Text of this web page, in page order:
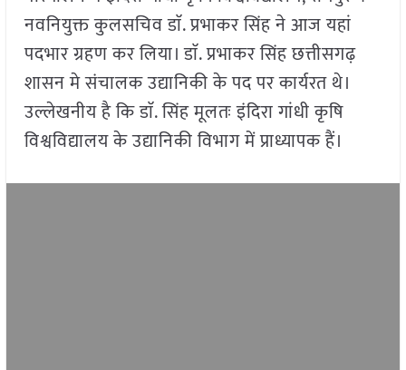
नवनियुक्त कुलसचिव डाॅ. प्रभाकर सिंह ने आज यहां
पदभार ग्रहण कर लिया। डाॅ. प्रभाकर सिंह छत्तीसगढ़
शासन मे संचालक उद्यानिकी के पद पर कार्यरत थे।
उल्लेखनीय है कि डाॅ. सिंह मूलतः इंदिरा गांधी कृषि
विश्वविद्यालय के उद्यानिकी विभाग में प्राध्यापक हैं।